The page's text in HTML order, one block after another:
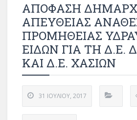
ΑΠΟΦΑΣΗ
ΑΠΕΥΘΕΙΑΣ
ΠΡΟΜΗΘΕΙΑΣ
ΕΙΔΩΝ ΓΙΑ ΤΗ Δ.Ε.
ΚΑΙ Δ.Ε. ΧΑΣΙΩΝ
31 ΙΟΥΛΊΟΥ, 2017